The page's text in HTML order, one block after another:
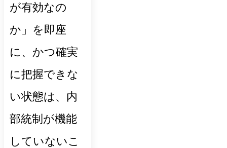
が有効なの
か」を即座
に、かつ確実
に把握できな
い状態は、内
部統制が機能
していないこ